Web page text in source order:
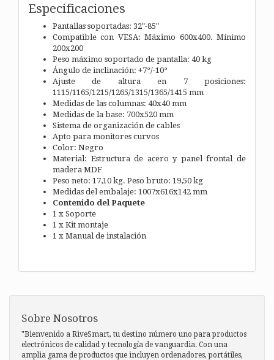
Especificaciones
Pantallas soportadas: 32"-85"
Compatible con VESA: Máximo 600x400. Mínimo
200x200
Peso máximo soportado de pantalla: 40 kg
Ángulo de inclinación: +7°/-10°
Ajuste de altura en 7 posiciones:
1115/1165/1215/1265/1315/1365/1415 mm
Medidas de las columnas: 40x40 mm
Medidas de la base: 700x520 mm
Sistema de organización de cables
Apto para monitores curvos
Color: Negro
Material: Estructura de acero y panel frontal de
madera MDF
Peso neto: 17,10 kg. Peso bruto: 19,50 kg
Medidas del embalaje: 1007x616x142 mm
Contenido del Paquete
1 x Soporte
1 x Kit montaje
1 x Manual de instalación
Sobre Nosotros
"Bienvenido a RiveSmart, tu destino número uno para productos
electrónicos de calidad y tecnología de vanguardia. Con una
amplia gama de productos que incluyen ordenadores, portátiles,